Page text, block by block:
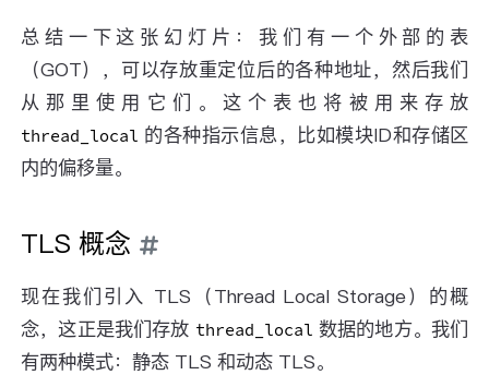
总结一下这张幻灯片：我们有一个外部的表
（GOT），可以存放重定位后的各种地址，然后我们
从那里使用它们。这个表也将被用来存放
thread_local 的各种指示信息，比如模块ID和存储区
内的偏移量。
TLS 概念
现在我们引入 TLS（Thread Local Storage）的概
念，这正是我们存放 thread_local 数据的地方。我们
有两种模式：静态 TLS 和动态 TLS。